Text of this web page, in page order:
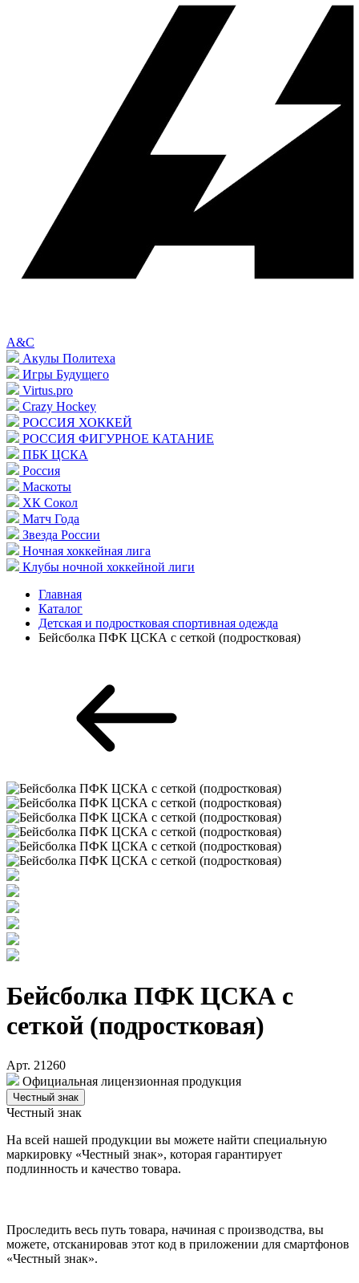
A&C
Акулы Политеха
Игры Будущего
Virtus.pro
Crazy Hockey
РОССИЯ ХОККЕЙ
РОССИЯ ФИГУРНОЕ КАТАНИЕ
ПБК ЦСКА
Россия
Маскоты
ХК Сокол
Матч Года
Звезда России
Ночная хоккейная лига
Клубы ночной хоккейной лиги
Главная
Каталог
Детская и подростковая спортивная одежда
Бейсболка ПФК ЦСКА с сеткой (подростковая)
Бейсболка ПФК ЦСКА с
сеткой (подростковая)
Арт. 21260
Официальная лицензионная продукция
Честный знак
Честный знак
На всей нашей продукции вы можете найти специальную
маркировку «Честный знак», которая гарантирует
подлинность и качество товара.
Проследить весь путь товара, начиная с производства, вы
можете, отсканировав этот код в приложении для смартфонов
«Честный знак».